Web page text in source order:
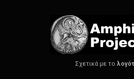
Σχετικά με το